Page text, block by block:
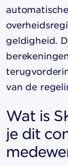
geldigheid.
van de
Wat is
je dit